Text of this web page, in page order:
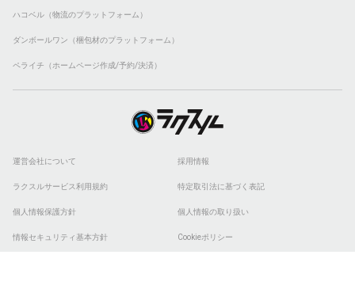
ハコベル（物流のプラットフォーム）
ダンボールワン（梱包材のプラットフォーム）
ペライチ（ホームページ作成/予約/決済）
運営会社について 採用情報
ラクスルサービス利用規約 特定取引法に基づく表記
個人情報保護方針 個人情報の取り扱い
情報セキュリティ基本方針 Cookieポリシー